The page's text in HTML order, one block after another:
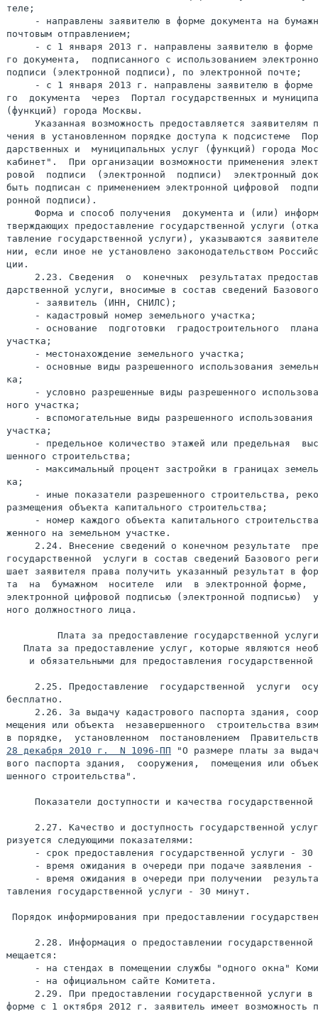
теле;
- направлены заявителю в форме документа на
почтовым отправлением;
- с 1 января 2013 г. направлены заявителю в форме
го документа,  подписанного с использованием
подписи (электронной подписи), по электронной почте;
- с 1 января 2013 г. направлены заявителю в форме
го  документа  через  Портал государственных и
(функций) города Москвы.
Указанная возможность предоставляется заявителям
чения в установленном порядке доступа к подсистеме
дарственных и  муниципальных услуг (функций) города
кабинет".  При организации возможности применения
ровой  подписи  (электронной  подписи)  электронный
быть подписан с применением электронной цифровой
ронной подписи).
Форма и способ получения  документа и (или)
тверждающих предоставление государственной услуги
тавление государственной услуги), указываются
нии, если иное не установлено законодательством
ции.
2.23. Сведения  о  конечных  результатах
дарственной услуги, вносимые в состав сведений
     - заявитель (ИНН, СНИЛС);
     - кадастровый номер земельного участка;
- основание  подготовки  градостроительного
участка;
     - местонахождение земельного участка;
- основные виды разрешенного использования
ка;
- условно разрешенные виды разрешенного
ного участка;
- вспомогательные виды разрешенного использования
участка;
- предельное количество этажей или предельная
шенного строительства;
- максимальный процент застройки в границах
ка;
- иные показатели разрешенного строительства,
размещения объекта капитального строительства;
- номер каждого объекта капитального
женного на земельном участке.
2.24. Внесение сведений о конечном результате
государственной  услуги в состав сведений Базового
шает заявителя права получить указанный результат в
та  на  бумажном  носителе  или  в электронной форме,
электронной цифровой подписью (электронной подписью)
ного должностного лица.
Плата за предоставление государственной
Плата за предоставление услуг, которые являются
и обязательными для предоставления государственной
2.25. Предоставление  государственной  услуги
бесплатно.
2.26. За выдачу кадастрового паспорта здания,
мещения или объекта  незавершенного  строительства
28 декабря 2010 г.  N 1096-ПП "О размере платы за
вого паспорта здания,  сооружения,  помещения или
шенного строительства".
Показатели доступности и качества государственной
2.27. Качество и доступность государственной
ризуется следующими показателями:
- срок предоставления государственной услуги - 30
- время ожидания в очереди при подаче заявления -
- время ожидания в очереди при получении
тавления государственной услуги - 30 минут.
Порядок информирования при предоставлении
2.28. Информация о предоставлении государственной
мещается:
- на стендах в помещении службы "одного окна"
     - на официальном сайте Комитета.
2.29. При предоставлении государственной услуги в
форме с 1 октября 2012 г. заявитель имеет возможность